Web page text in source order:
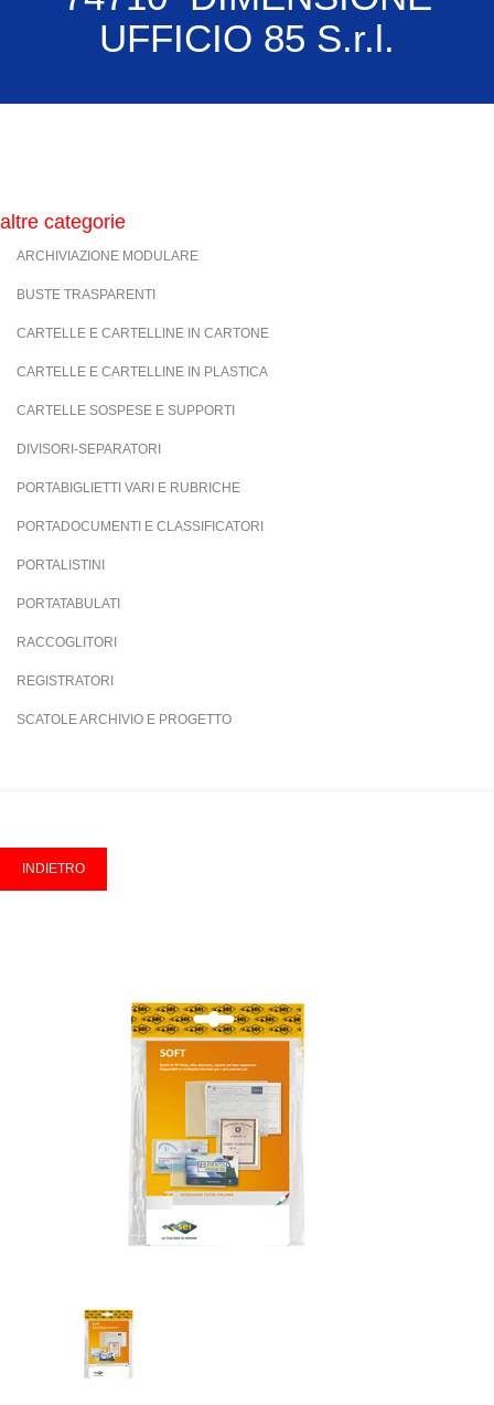
UFFICIO 85 S.r.l.
altre categorie
ARCHIVIAZIONE MODULARE
BUSTE TRASPARENTI
CARTELLE E CARTELLINE IN CARTONE
CARTELLE E CARTELLINE IN PLASTICA
CARTELLE SOSPESE E SUPPORTI
DIVISORI-SEPARATORI
PORTABIGLIETTI VARI E RUBRICHE
PORTADOCUMENTI E CLASSIFICATORI
PORTALISTINI
PORTATABULATI
RACCOGLITORI
REGISTRATORI
SCATOLE ARCHIVIO E PROGETTO